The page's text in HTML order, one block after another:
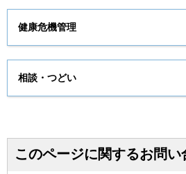
健康危機管理
相談・つどい
このページに関するお問い